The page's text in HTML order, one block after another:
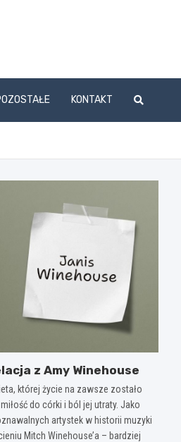
KONTAKT
z Amy Winehouse
której życie na zawsze zostało
do córki i ból jej utraty. Jako
artystek w historii muzyki
Mitch Winehouse’a – bardziej